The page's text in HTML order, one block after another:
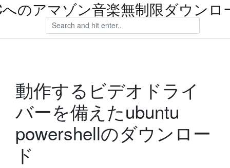
のアマゾン音楽無制限ダウンロ
動作するビデオドライ
バーを備えたubuntu
powershellのダウンロー
ド